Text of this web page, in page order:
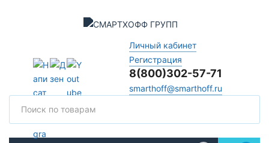
Личный кабинет
Регистрация
8(800)302-57-71
smarthoff@smarthoff.ru